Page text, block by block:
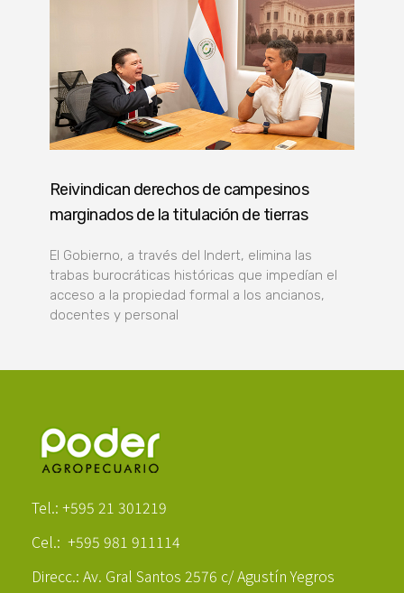
Reivindican derechos de campesinos
marginados de la titulación de tierras
El Gobierno, a través del Indert, elimina las
trabas burocráticas históricas que impedían el
acceso a la propiedad formal a los ancianos,
docentes y personal
Tel.: +595 21 301219
Cel.: +595 981 911114
Direcc.: Av. Gral Santos 2576 c/ Agustín Yegros